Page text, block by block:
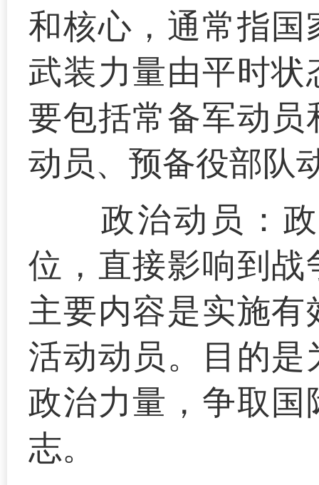
和核心，通常指
武装力量由平时
要包括常备军动
动员、预备役部队
政治动员：
位，直接影响到
主要内容是实施
活动动员。目的
政治力量，争取
志。